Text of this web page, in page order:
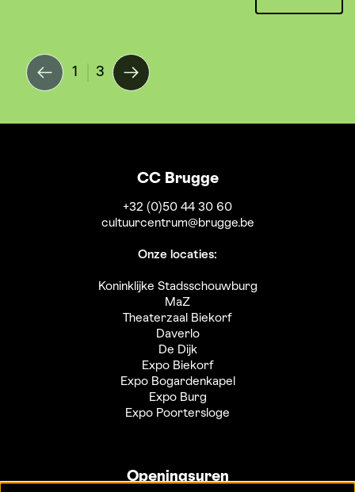
1 3
CC Brugge
+32 (0)50 44 30 60
cultuurcentrum@brugge.be
Onze locaties:
Koninklijke Stadsschouwburg
MaZ
Theaterzaal Biekorf
Daverlo
De Dijk
Expo Biekorf
Expo Bogardenkapel
Expo Burg
Expo Poortersloge
Openingsuren